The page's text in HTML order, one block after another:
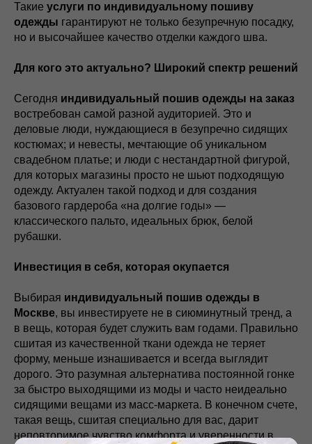
Такие услуги по индивидуальному пошиву
одежды гарантируют не только безупречную посадку,
но и высочайшее качество отделки каждого шва.
Для кого это актуально? Широкий спектр решений
Сегодня индивидуальный пошив одежды на заказ
востребован самой разной аудиторией. Это и
деловые люди, нуждающиеся в безупречно сидящих
костюмах; и невесты, мечтающие об уникальном
свадебном платье; и люди с нестандартной фигурой,
для которых магазины просто не шьют подходящую
одежду. Актуален такой подход и для создания
базового гардероба «на долгие годы» —
классического пальто, идеальных брюк, белой
рубашки.
Инвестиция в себя, которая окупается
Выбирая индивидуальный пошив одежды в
Москве, вы инвестируете не в сиюминутный тренд, а
в вещь, которая будет служить вам годами. Правильно
сшитая из качественной ткани одежда не теряет
форму, меньше изнашивается и всегда выглядит
дорого. Это разумная альтернатива постоянной гонке
за быстро выходящими из моды и часто неидеально
сидящими вещами из масс-маркета. В конечном счете,
такая вещь, сшитая специально для вас, дарит
неповторимое чувство комфорта и уверенности в